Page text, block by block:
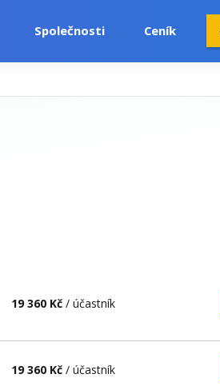
Společnosti Ceník
19 360 Kč / účastník
19 360 Kč / účastník